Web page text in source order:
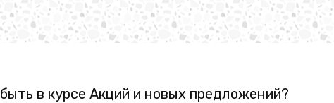
в курсе Акций и новых предложений?